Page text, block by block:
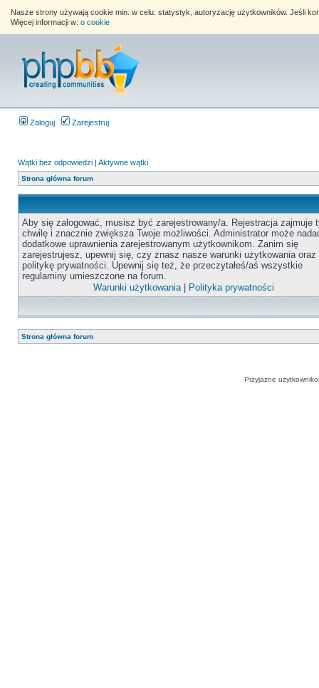
Nasze strony używają cookie min. w celu: statystyk, autoryzację użytkowników. Jeśli
Więcej informacji w: o cookie
Zaloguj Zarejestruj
Wątki bez odpowiedzi | Aktywne wątki
Strona główna forum
Aby się zalogować, musisz być zarejestrowany/a. Rejestracja zajmuje
chwilę i znacznie zwiększa Twoje możliwości. Administrator może
dodatkowe uprawnienia zarejestrowanym użytkownikom. Zanim się
zarejestrujesz, upewnij się, czy znasz nasze warunki użytkowania oraz
politykę prywatności. Upewnij się też, że przeczytałeś/aś wszystkie
regulaminy umieszczone na forum.
Warunki użytkowania| Polityka prywatności
Strona główna forum
Przyjazne